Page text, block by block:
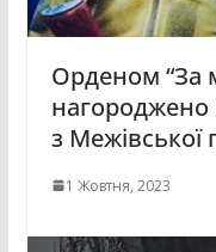
Орденом “За
з Межівської
1 Жовтня, 2023